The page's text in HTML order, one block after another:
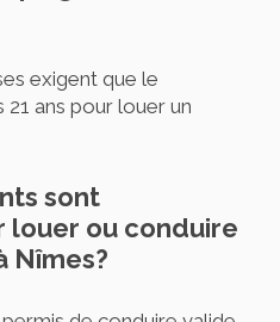
exigent que le
ans pour louer un
sont
louer ou conduire
Nîmes?